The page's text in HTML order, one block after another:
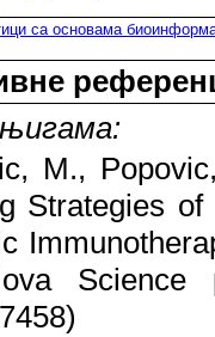
са основама
M.,
Strategies
Science